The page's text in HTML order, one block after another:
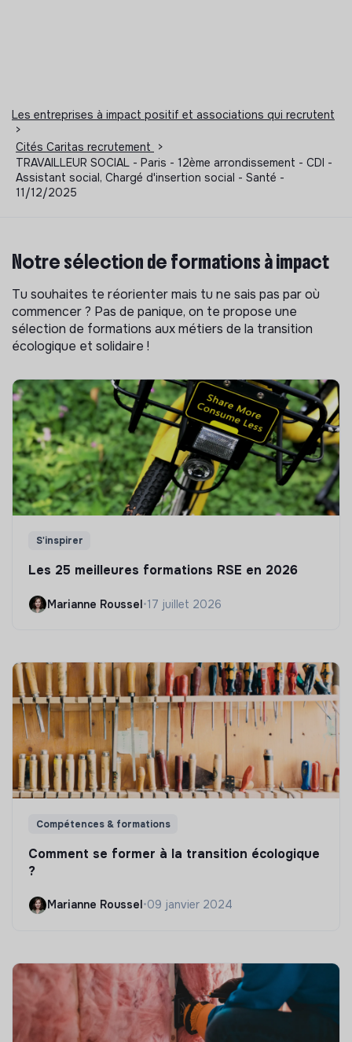
Les entreprises à impact positif et associations qui recrutent
>
Cités Caritas recrutement
>
TRAVAILLEUR SOCIAL - Paris - 12ème arrondissement - CDI -
Assistant social, Chargé d'insertion social - Santé -
11/12/2025
Notre sélection de formations à impact
Tu souhaites te réorienter mais tu ne sais pas par où
commencer ? Pas de panique, on te propose une
sélection de formations aux métiers de la transition
écologique et solidaire !
S'inspirer
Les 25 meilleures formations RSE en 2026
Marianne Roussel•17 juillet 2026
Compétences & formations
Comment se former à la transition écologique
?
Marianne Roussel •09 janvier 2024